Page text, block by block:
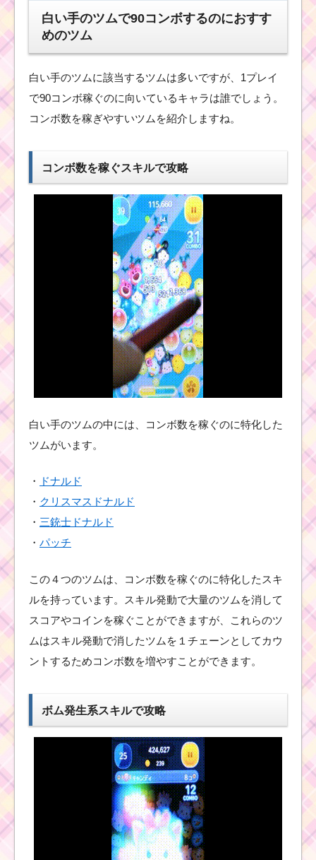
ションを攻略するツム
白い手のツムでスキル
を25回使うミッション
を攻略するツム
40チェーンを簡単に出
す方法｜おすすめツム
まつ毛のあるツ
ムで1900コイン
を稼ぐミッショ
ンを攻略するツ
ム
ツムツム！サラザール
の使い方とスキル動画
｜コイン稼ぎがしやす
いキャラ
タイムボムを1プ
ほっぺが赤いツムで8回
フィーバーするミッシ
ョンを攻略するツム
ンを攻略するツム
ツムツム確率アップ
2016年6月！セレクト
ツムはブライドラプン
ツェル・オーロラ姫・
ロマンスアリエル
白い手のツムで90コンボするのにおすす
めのツム
白い手のツムに該当するツムは多いですが、1プレイ
で90コンボ稼ぐのに向いているキャラは誰でしょう。
コンボ数を稼ぎやすいツムを紹介しますね。
コンボ数を稼ぐスキルで攻略
白い手のツムの中には、コンボ数を稼ぐのに特化した
ツムがいます。
・
ドナルド
・ クリスマスドナルド
・ 三銃士ドナルド
・ パッチ
この４つのツムは、コンボ数を稼ぐのに特化したスキ
ルを持っています。スキル発動で大量のツムを消して
スコアやコインを稼ぐことができますが、これらのツ
ムはスキル発動で消したツムを１チェーンとしてカウ
ントするためコンボ数を増やすことができます。
ボム発生系スキルで攻略